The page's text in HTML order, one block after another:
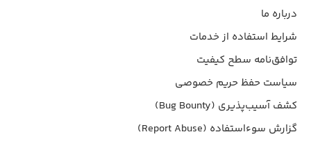
درباره ما
شرایط استفاده از خدمات
توافق‌نامه سطح کیفیت
سیاست حفظ حریم خصوصی
کشف آسیب‌پذیری (Bug Bounty)
گزارش سوءاستفاده (Report Abuse)